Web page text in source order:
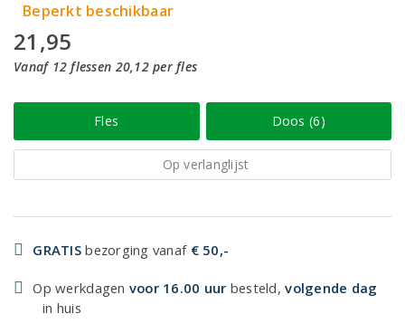
Beperkt beschikbaar
21,95
Vanaf 12 flessen 20,12 per fles
Fles Doos (6)
Op verlanglijst
GRATIS bezorging vanaf € 50,-
Op werkdagen voor 16.00 uur besteld,volgende dag
in huis